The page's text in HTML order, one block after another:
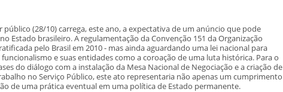
(28/10) carrega, este ano, a expectativa de um anúncio que pode
Estado brasileiro. A regulamentação da Convenção 151 da Organização
pelo Brasil em 2010 - mas ainda aguardando uma lei nacional para
e suas entidades como a coroação de uma luta histórica. Para o
do diálogo com a instalação da Mesa Nacional de Negociação e a criação de
no Serviço Público, este ato representaria não apenas um cumprimento
de uma prática eventual em uma política de Estado permanente.